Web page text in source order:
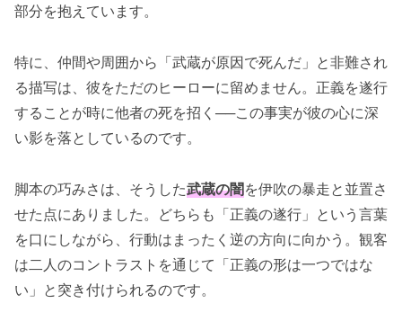
部分を抱えています。
特に、仲間や周囲から「武蔵が原因で死んだ」と非難され
る描写は、彼をただのヒーローに留めません。正義を遂行
することが時に他者の死を招く──この事実が彼の心に深
い影を落としているのです。
脚本の巧みさは、そうした武蔵の闇を伊吹の暴走と並置さ
せた点にありました。どちらも「正義の遂行」という言葉
を口にしながら、行動はまったく逆の方向に向かう。観客
は二人のコントラストを通じて「正義の形は一つではな
い」と突き付けられるのです。